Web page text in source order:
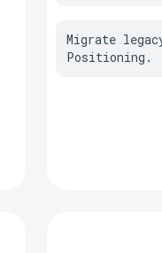
Migrate
Positioning.